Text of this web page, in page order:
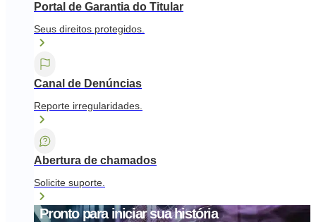
Portal de Garantia do Titular
Seus direitos protegidos.
Canal de Denúncias
Reporte irregularidades.
Abertura de chamados
Solicite suporte.
Pronto para iniciar sua história